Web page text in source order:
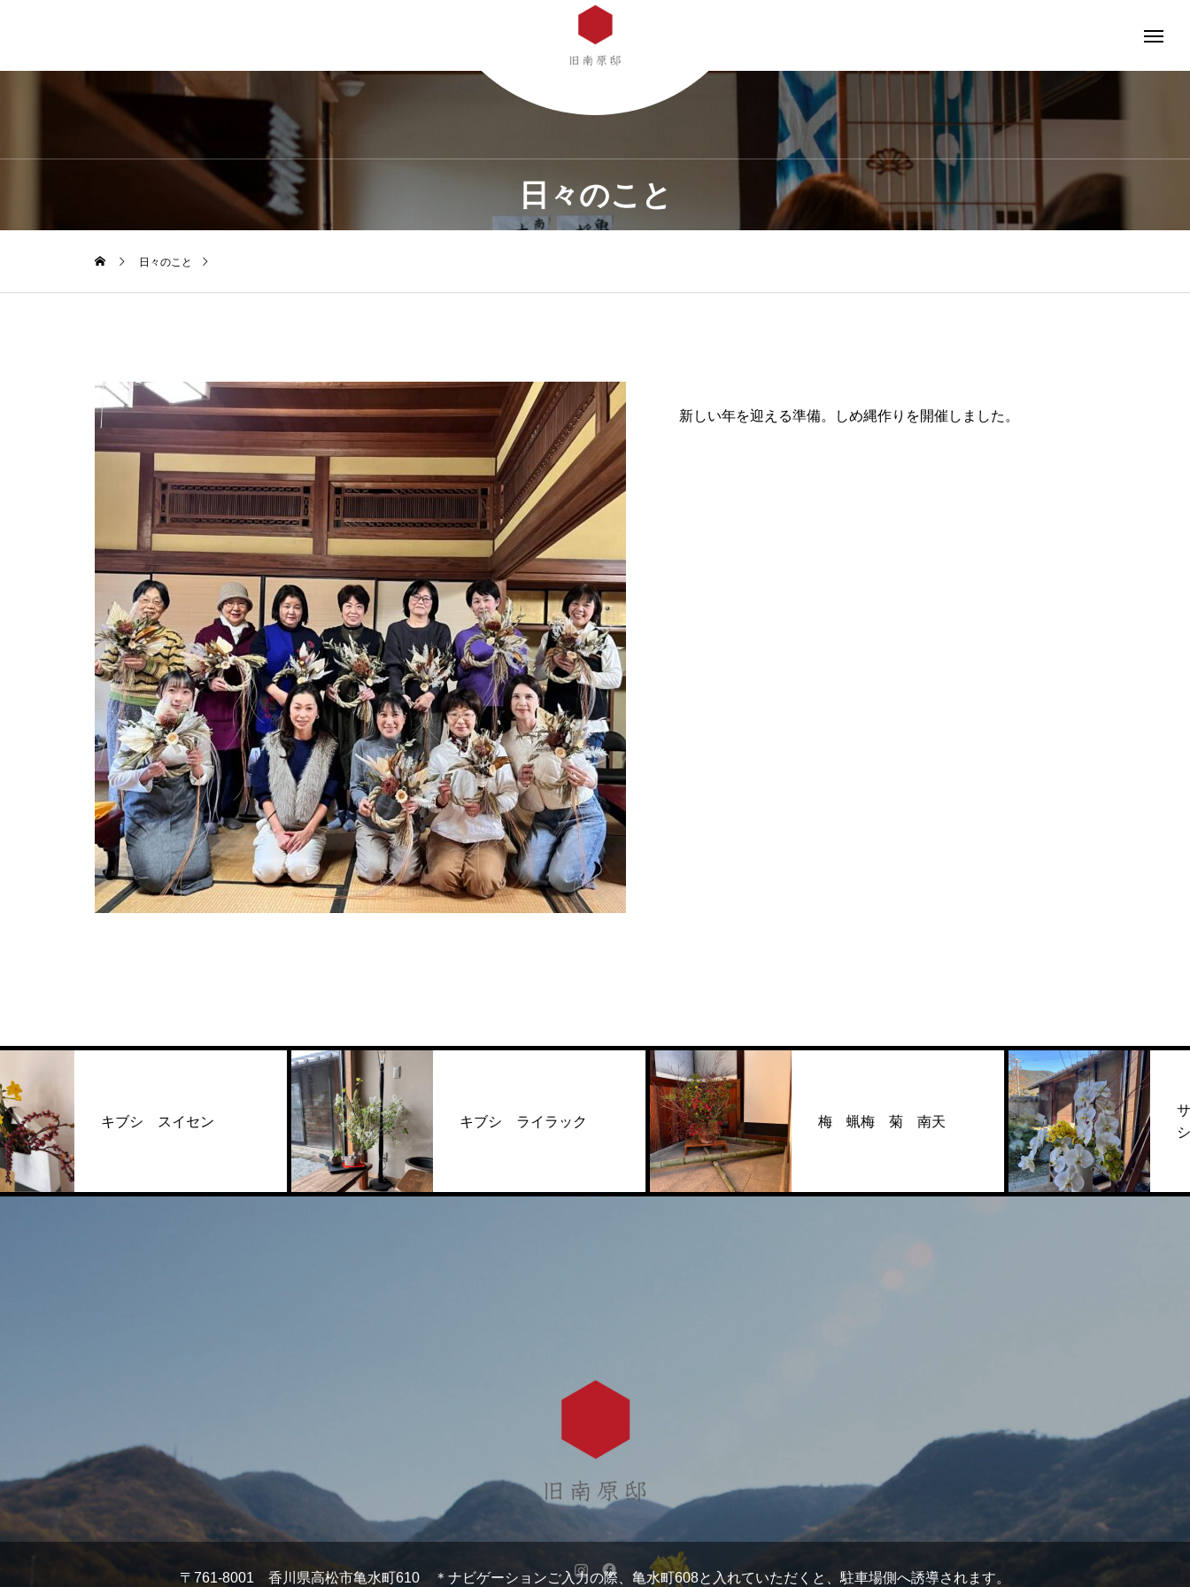
日々のこと
日々のこと
新しい年を迎える準備。しめ縄作りを開催しました。
キブシ スイセン キブシ ライラック 梅 蝋梅 菊 南天
サンゴミズ
シンビジュー
〒761-8001 香川県高松市亀水町610 ＊ナビゲーションご入力の際、亀水町608と入れていただくと、駐車場側へ誘導されます。